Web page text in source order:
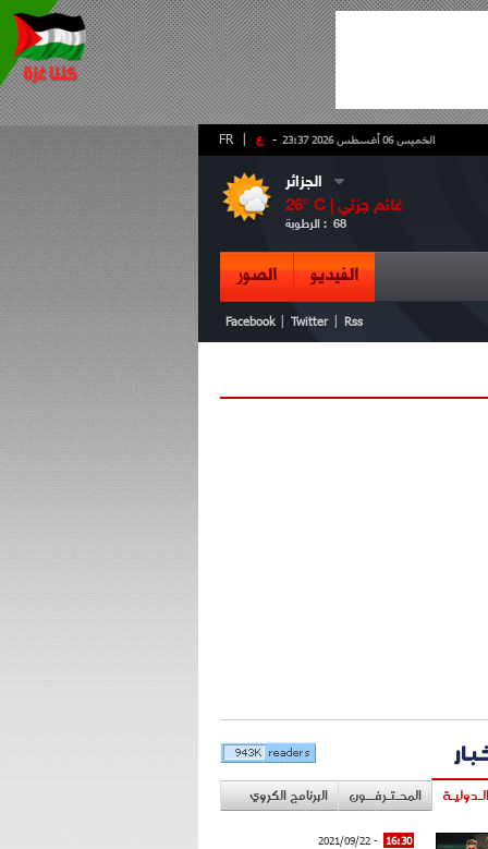
- ع FR الخميس 06 أغسطس 2026 23:37
الجزائر
26° C | غائم جزئي
الرطوبة : 68
الفيديو الصور
Facebook Twitter Rss
المحـتـرفــون البرنامج الكروي
16:30
- 2021/09/22